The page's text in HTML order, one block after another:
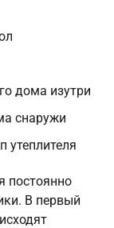
дома изутри
снаружи
утеплителя
постоянно
В первый